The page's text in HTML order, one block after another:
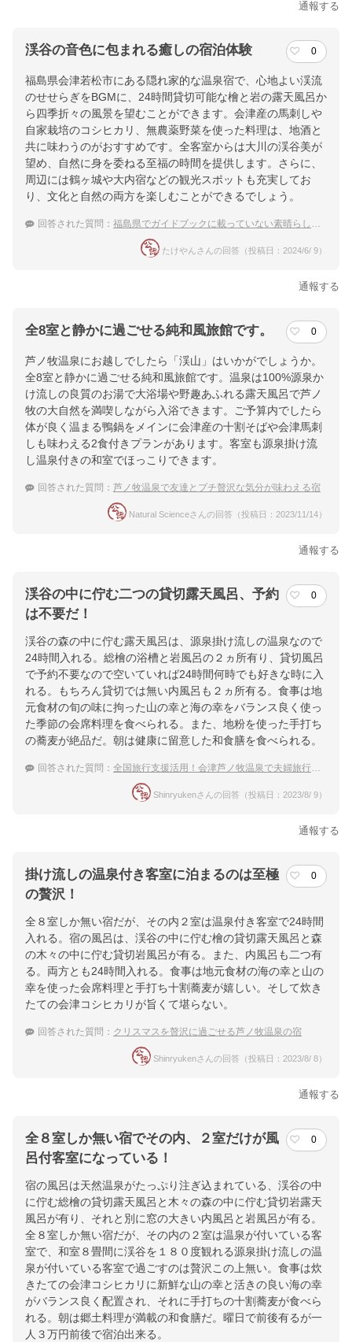
通報する
渓谷の音色に包まれる癒しの宿泊体験 0
福島県会津若松市にある隠れ家的な温泉宿で、心地よい渓流
のせせらぎをBGMに、24時間貸切可能な檜と岩の露天風呂か
ら四季折々の風景を望むことができます。会津産の馬刺しや
自家栽培のコシヒカリ、無農薬野菜を使った料理は、地酒と
共に味わうのがおすすめです。全客室からは大川の渓谷美が
望め、自然に身を委ねる至福の時間を提供します。さらに、
周辺には鶴ヶ城や大内宿などの観光スポットも充実してお
り、文化と自然の両方を楽しむことができるでしょう。
回答された質問： 福島県でガイドブックに載っていない素晴らしい温泉宿
たけやんさんの回答（投稿日：2024/6/ 9）
通報する
全8室と静かに過ごせる純和風旅館です。 0
芦ノ牧温泉にお越しでしたら「渓山」はいかがでしょうか。
全8室と静かに過ごせる純和風旅館です。温泉は100%源泉か
け流しの良質のお湯で大浴場や野趣あふれる露天風呂で芦ノ
牧の大自然を満喫しながら入浴できます。ご予算内でしたら
体が良く温まる鴨鍋をメインに会津産の十割そばや会津馬刺
しも味わえる2食付きプランがあります。客室も源泉掛け流
し温泉付きの和室でほっこりできます。
回答された質問： 芦ノ牧温泉で友達とプチ贅沢な気分が味わえる宿
Natural Scienceさんの回答（投稿日：2023/11/14）
通報する
渓谷の中に佇む二つの貸切露天風呂、予約
は不要だ！
0
渓谷の森の中に佇む露天風呂は、源泉掛け流しの温泉なので
24時間入れる。総檜の浴槽と岩風呂の２ヵ所有り、貸切風呂
で予約不要なので空いていれば24時間何時でも好きな時に入
れる。もちろん貸切では無い内風呂も２ヵ所有る。食事は地
元食材の旬の味に拘った山の幸と海の幸をバランス良く使っ
た季節の会席料理を食べられる。また、地粉を使った手打ち
の蕎麦が絶品だ。朝は健康に留意した和食膳を食べられる。
回答された質問： 全国旅行支援活用！会津芦ノ牧温泉で夫婦旅行におすすめの温泉宿
Shinryukenさんの回答（投稿日：2023/8/ 9）
通報する
掛け流しの温泉付き客室に泊まるのは至極
の贅沢！
0
全８室しか無い宿だが、その内２室は温泉付き客室で24時間
入れる。宿の風呂は、渓谷の中に佇む檜の貸切露天風呂と森
の木々の中に佇む貸切岩風呂が有る。また、内風呂も二つ有
る。両方とも24時間入れる。食事は地元食材の海の幸と山の
幸を使った会席料理と手打ち十割蕎麦が嬉しい。そして炊き
たての会津コシヒカリが旨くて堪らない。
回答された質問： クリスマスを贅沢に過ごせる芦ノ牧温泉の宿
Shinryukenさんの回答（投稿日：2023/8/ 8）
通報する
全８室しか無い宿でその内、２室だけが風
呂付客室になっている！
0
宿の風呂は天然温泉がたっぷり注ぎ込まれている、渓谷の中
に佇む総檜の貸切露天風呂と木々の森の中に佇む貸切岩露天
風呂が有り、それと別に窓の大きい内風呂と岩風呂が有る。
全８室しか無い宿だが、その内の２室は温泉が付いている客
室で、和室８畳間に渓谷を１８０度観れる源泉掛け流しの温
泉が付いている客室で過ごすのは贅沢この上無い。食事は炊
きたての会津コシヒカリに新鮮な山の幸と活きの良い海の幸
がバランス良く配置され、それに手打ちの十割蕎麦が食べら
れる。朝は郷土料理が満載の和食膳だ。曜日で前後有るが一
人３万円前後で宿泊出来る。